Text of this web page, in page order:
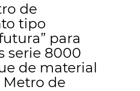
de
tipo
para
serie 8000
de material
de